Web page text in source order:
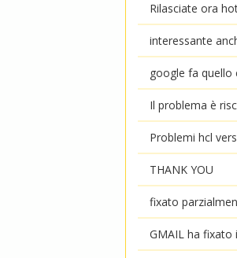
Rilasciate ora
interessante
google fa quello
Il problema è
Problemi hcl
THANK YOU
fixato
GMAIL ha fixato